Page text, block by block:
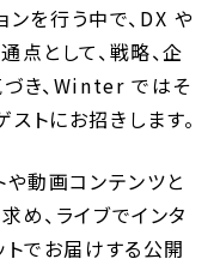
を行う中で、DX や
点として、戦略、企
き、Winter ではそ
トにお招きします。
や動画コンテンツと
め、ライブでインタ
トでお届けする公開